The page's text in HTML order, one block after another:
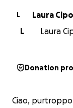
L
Laura
L
Laura
Donation
Ciao,